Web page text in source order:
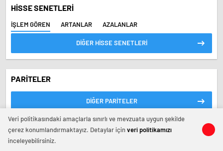
HİSSE SENETLERİ
İŞLEM GÖREN ARTANLAR AZALANLAR
DİĞER HİSSE SENETLERİ
PARİTELER
DİĞER PARİTELER
FİLMLER
Veri politikasındaki amaçlarla sınırlı ve mevzuata uygun şekilde
çerez konumlandırmaktayız. Detaylar içinveri politikamızı
inceleyebilirsiniz.